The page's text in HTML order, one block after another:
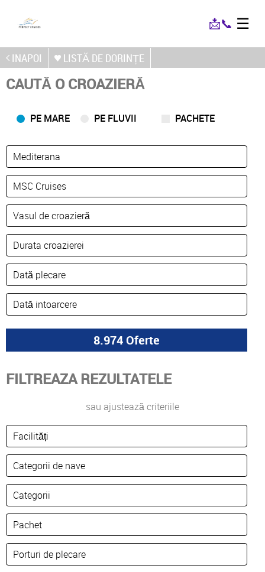
📩📞 ☰
INAPOI LISTĂ DE DORINȚE
CAUTĂ O CROAZIERĂ
PE MARE PE FLUVII PACHETE
FILTREAZA REZULTATELE
sau ajustează criteriile